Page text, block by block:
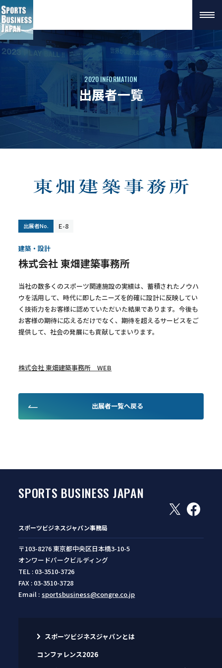
2020 INFORMATION
出展者一覧
出展者No. E-8
建築・設計
株式会社 東畑建築事務所
当社の数多くのスポーツ関連施設の実績は、蓄積されたノウハ
ウを活用して、時代に即したニーズを的確に設計に反映してい
く技術力をお客様に認めていただいた結果であります。今後も
お客様の期待に応えるだけでなく、期待を超えるサービスをご
提供して、社会の発展にも貢献してまいります。
株式会社 東畑建築事務所 WEB
出展者一覧へ戻る
SPORTS BUSINESS JAPAN
スポーツビジネスジャパン事務局
〒103-8276 東京都中央区日本橋3-10-5
オンワードパークビルディング
TEL : 03-3510-3726
FAX : 03-3510-3728
Email : sportsbusiness@congre.co.jp
スポーツビジネスジャパンとは
コンファレンス2026